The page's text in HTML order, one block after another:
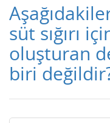
süt sığırı
oluşturan
biri